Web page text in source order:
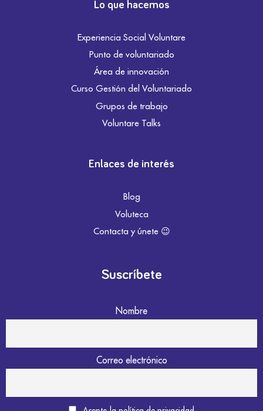
Lo que hacemos
Experiencia Social Voluntare
Punto de voluntariado
Área de innovación
Curso Gestión del Voluntariado
Grupos de trabajo
Voluntare Talks
Enlaces de interés
Blog
Voluteca
Contacta y únete 😉
Suscríbete
Nombre
Correo electrónico